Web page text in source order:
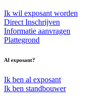
Ik wil exposant worden
Direct Inschrijven
Informatie aanvragen
Plattegrond
Al exposant?
Ik ben al exposant
Ik ben standbouwer